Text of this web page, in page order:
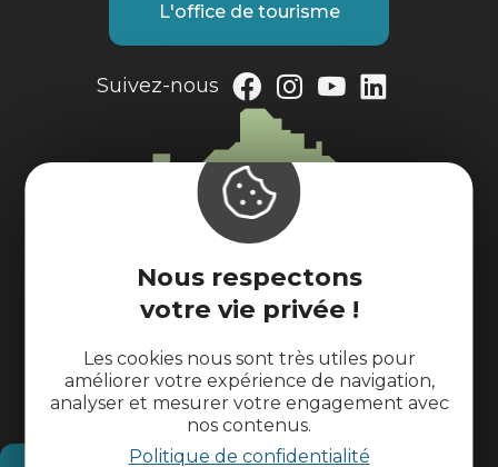
Nous respectons
votre vie privée !
Les cookies nous sont très utiles pour
améliorer votre expérience de navigation,
analyser et mesurer votre engagement avec
nos contenus.
Politique de confidentialité
L'office de tourisme
Suivez-nous